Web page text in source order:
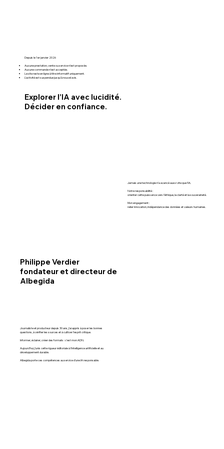
Explorer l’IA avec lucidité.
Décider en confiance.
Depuis le 1er janvier 2026
Aucune prestation, vente ou service n’est proposée.
Aucune commande n’est acceptée.
Le site reste en ligne à titre informatif uniquement.
L’activité est suspendue jusqu’à nouvel avis.
Jamais une technologie n’a avancé aussi vite que l'IA.
Notre responsabilité :
orienter cette puissance vers l’éthique, la clarté et la souveraineté.
Mon engagement :
relier innovation, indépendance des données et valeurs humaines.
Journaliste et producteur depuis 30 ans, j’ai appris à poser les bonnes
questions, à vérifier les sources et à cultiver l’esprit critique.
Informer, éclairer, créer des formats : c’est mon ADN.
Aujourd’hui, j’unis cette rigueur éditoriale à l’intelligence artificielle et au
développement durable.
Albegida porte ces compétences au service d’une IA responsable.
Philippe Verdier
fondateur et directeur de
Albegida